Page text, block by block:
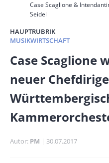
Case Scaglione &
Seidel
HAUPTRUBRIK
MUSIKWIRTSCHAFT
Banner
Size
Case Scaglione
neuer
Autor PM Publikationsdatum
30.07.2017